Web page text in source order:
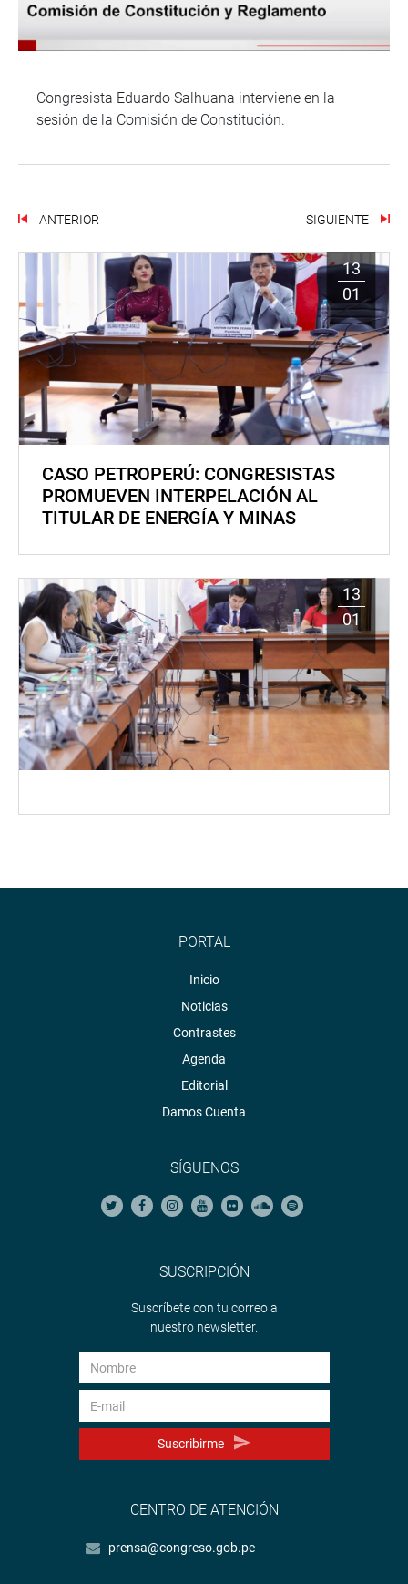
Congresista Eduardo Salhuana interviene en la
sesión de la Comisión de Constitución.
ANTERIOR SIGUIENTE
13
01
CASO PETROPERÚ: CONGRESISTAS
PROMUEVEN INTERPELACIÓN AL
TITULAR DE ENERGÍA Y MINAS
13
01
PORTAL
Inicio
Noticias
Contrastes
Agenda
Editorial
Damos Cuenta
SÍGUENOS
SUSCRIPCIÓN
Suscríbete con tu correo a
nuestro newsletter.
Suscribirme
CENTRO DE ATENCIÓN
prensa@congreso.gob.pe